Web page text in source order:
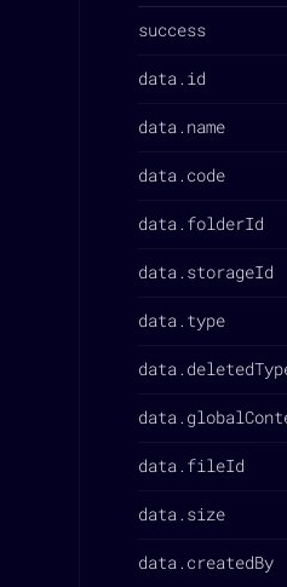
success
data.id
data.name
data.code
data.folderId
data.storageId
data.type
data.fileId
data.size
data.createdBy